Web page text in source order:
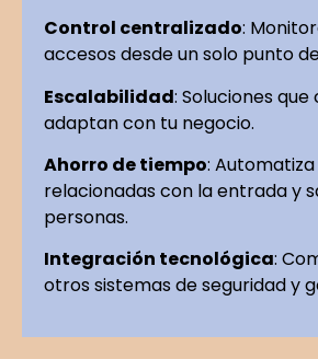
Control centralizado:
accesos desde un solo punto
Escalabilidad: Soluciones
adaptan con tu negocio.
Ahorro de tiempo:
relacionadas con la entrada y
personas.
Integración tecnológica:
otros sistemas de seguridad y